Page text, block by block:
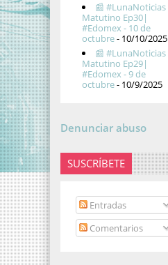
📰 #LunaNoticias
Matutino Ep30|
#Edomex - 10 de
octubre- 10/10/2025
📰 #LunaNoticias
Matutino Ep29|
#Edomex - 9 de
octubre- 10/9/2025
Denunciar abuso
SUSCRÍBETE
Entradas
Comentarios